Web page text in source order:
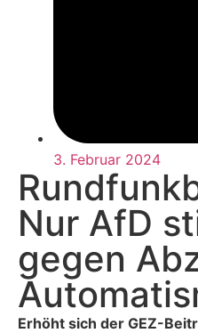
3. Februar 2024
Nur AfD
gegen
Erhöht sich der GEZ-